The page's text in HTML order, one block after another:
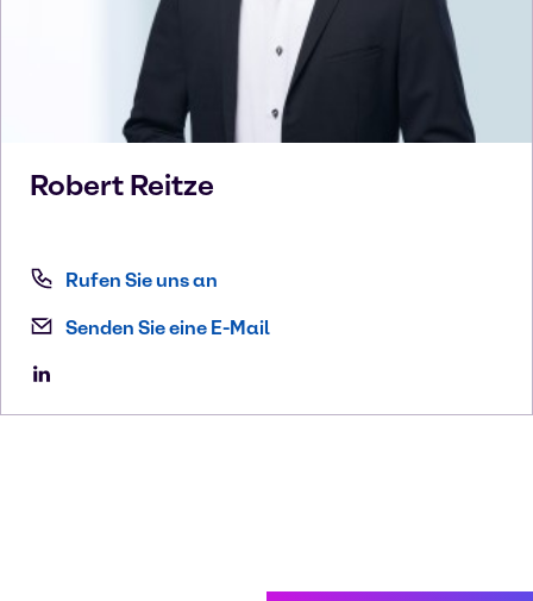
Robert Reitze
Rufen Sie uns an
Senden Sie eine E-Mail